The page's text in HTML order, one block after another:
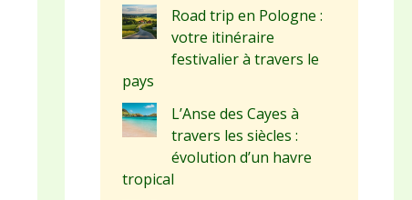
Road trip en Pologne :
votre itinéraire
festivalier à travers le
pays
L’Anse des Cayes à
travers les siècles :
évolution d’un havre
tropical